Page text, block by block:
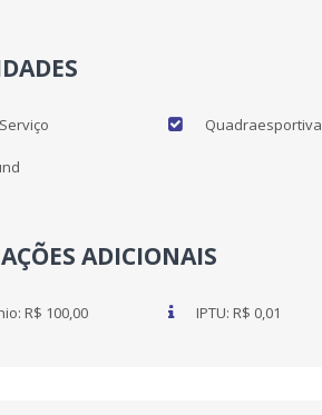
Quadraesportiva
ADICIONAIS
R$ 100,00 IPTU: R$ 0,01